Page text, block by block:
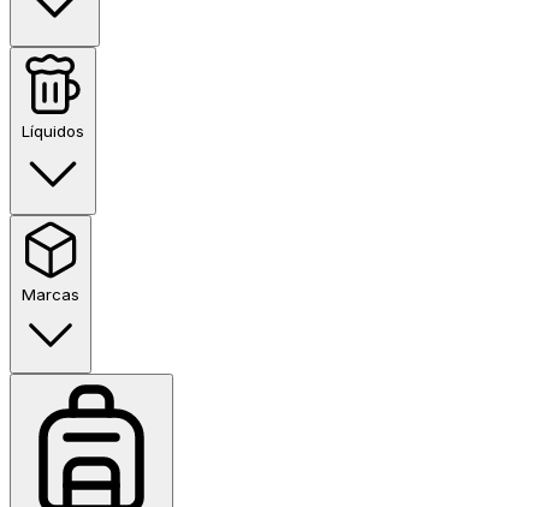
Líquidos
Marcas